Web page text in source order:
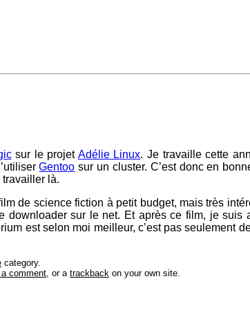
sur le projet Adélie Linux. Je travaille cette
Gentoo sur un cluster. C’est donc en
travailler là.
de science fiction à petit budget, mais très
downloader sur le net. Et après ce film, je
est selon moi meilleur, c’est pas seulement
category.
a comment , or a trackback on your own site.